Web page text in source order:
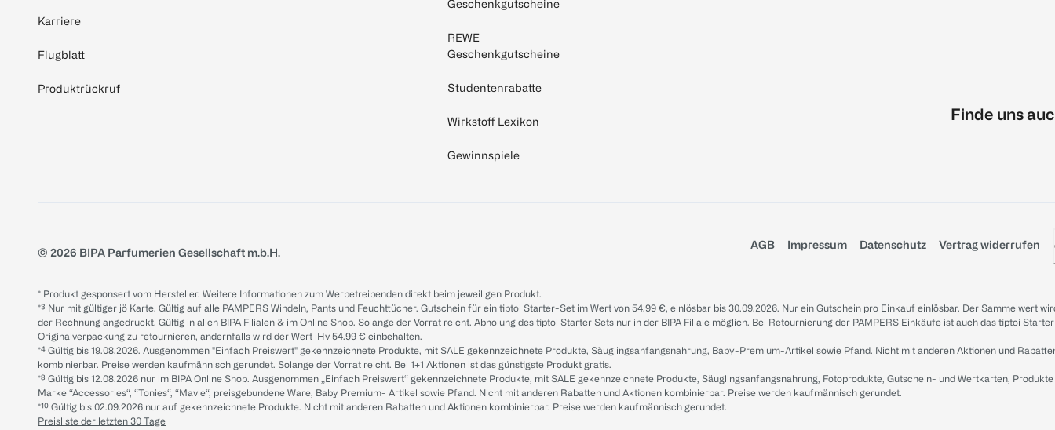
Karriere
Flugblatt
Produktrückruf
Geschenkgutscheine
REWE
Geschenkgutscheine
Studentenrabatte
Wirkstoff Lexikon
Gewinnspiele
Finde uns
© 2026 BIPA Parfumerien Gesellschaft m.b.H.
AGB Impressum Datenschutz Vertrag widerrufen
* Produkt gesponsert vom Hersteller. Weitere Informationen zum Werbetreibenden direkt beim jeweiligen Produkt.
*³ Nur mit gültiger jö Karte. Gültig auf alle PAMPERS Windeln, Pants und Feuchttücher. Gutschein für ein tiptoi Starter-Set im Wert von 54.99 €, einlösbar bis 30.09.2026. Nur ein Gutschein pro Einkauf einlösbar. Der Sammelwert
der Rechnung angedruckt. Gültig in allen BIPA Filialen & im Online Shop. Solange der Vorrat reicht. Abholung des tiptoi Starter Sets nur in der BIPA Filiale möglich. Bei Retournierung der PAMPERS Einkäufe ist auch das tiptoi
Originalverpackung zu retournieren, andernfalls wird der Wert iHv 54.99 € einbehalten.
*⁴ Gültig bis 19.08.2026. Ausgenommen "Einfach Preiswert" gekennzeichnete Produkte, mit SALE gekennzeichnete Produkte, Säuglingsanfangsnahrung, Baby-Premium-Artikel sowie Pfand. Nicht mit anderen Aktionen und
kombinierbar. Preise werden kaufmännisch gerundet. Solange der Vorrat reicht. Bei 1+1 Aktionen ist das günstigste Produkt gratis.
*⁸ Gültig bis 12.08.2026 nur im BIPA Online Shop. Ausgenommen „Einfach Preiswert“ gekennzeichnete Produkte, mit SALE gekennzeichnete Produkte, Säuglingsanfangsnahrung, Fotoprodukte, Gutschein- und Wertkarten,
Marke “Accessories“, “Tonies“, “Mavie“, preisgebundene Ware, Baby Premium- Artikel sowie Pfand. Nicht mit anderen Rabatten und Aktionen kombinierbar. Preise werden kaufmännisch gerundet.
*¹⁰ Gültig bis 02.09.2026 nur auf gekennzeichnete Produkte. Nicht mit anderen Rabatten und Aktionen kombinierbar. Preise werden kaufmännisch gerundet.
Preisliste der letzten 30 Tage